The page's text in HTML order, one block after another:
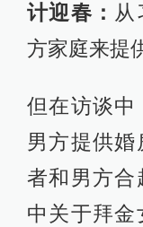
计迎春： 从
方家庭来提
但在访谈中
男方提供
者和男方合
中关于拜金